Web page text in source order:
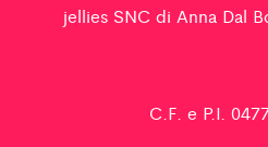
jellies SNC di Anna Dal
C.F. e P.I.